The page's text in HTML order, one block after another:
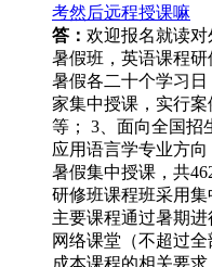
考然后远程授课嘛
答： 欢迎报名就读
暑假班，英语课程
暑假各二十个学习
家集中授课，实行
等； 3、面向全国招
应用语言学专业方向
暑假集中授课，共
研修班课程班采用集
主要课程通过暑期
网络课堂（不超过
成本课程的相关要求